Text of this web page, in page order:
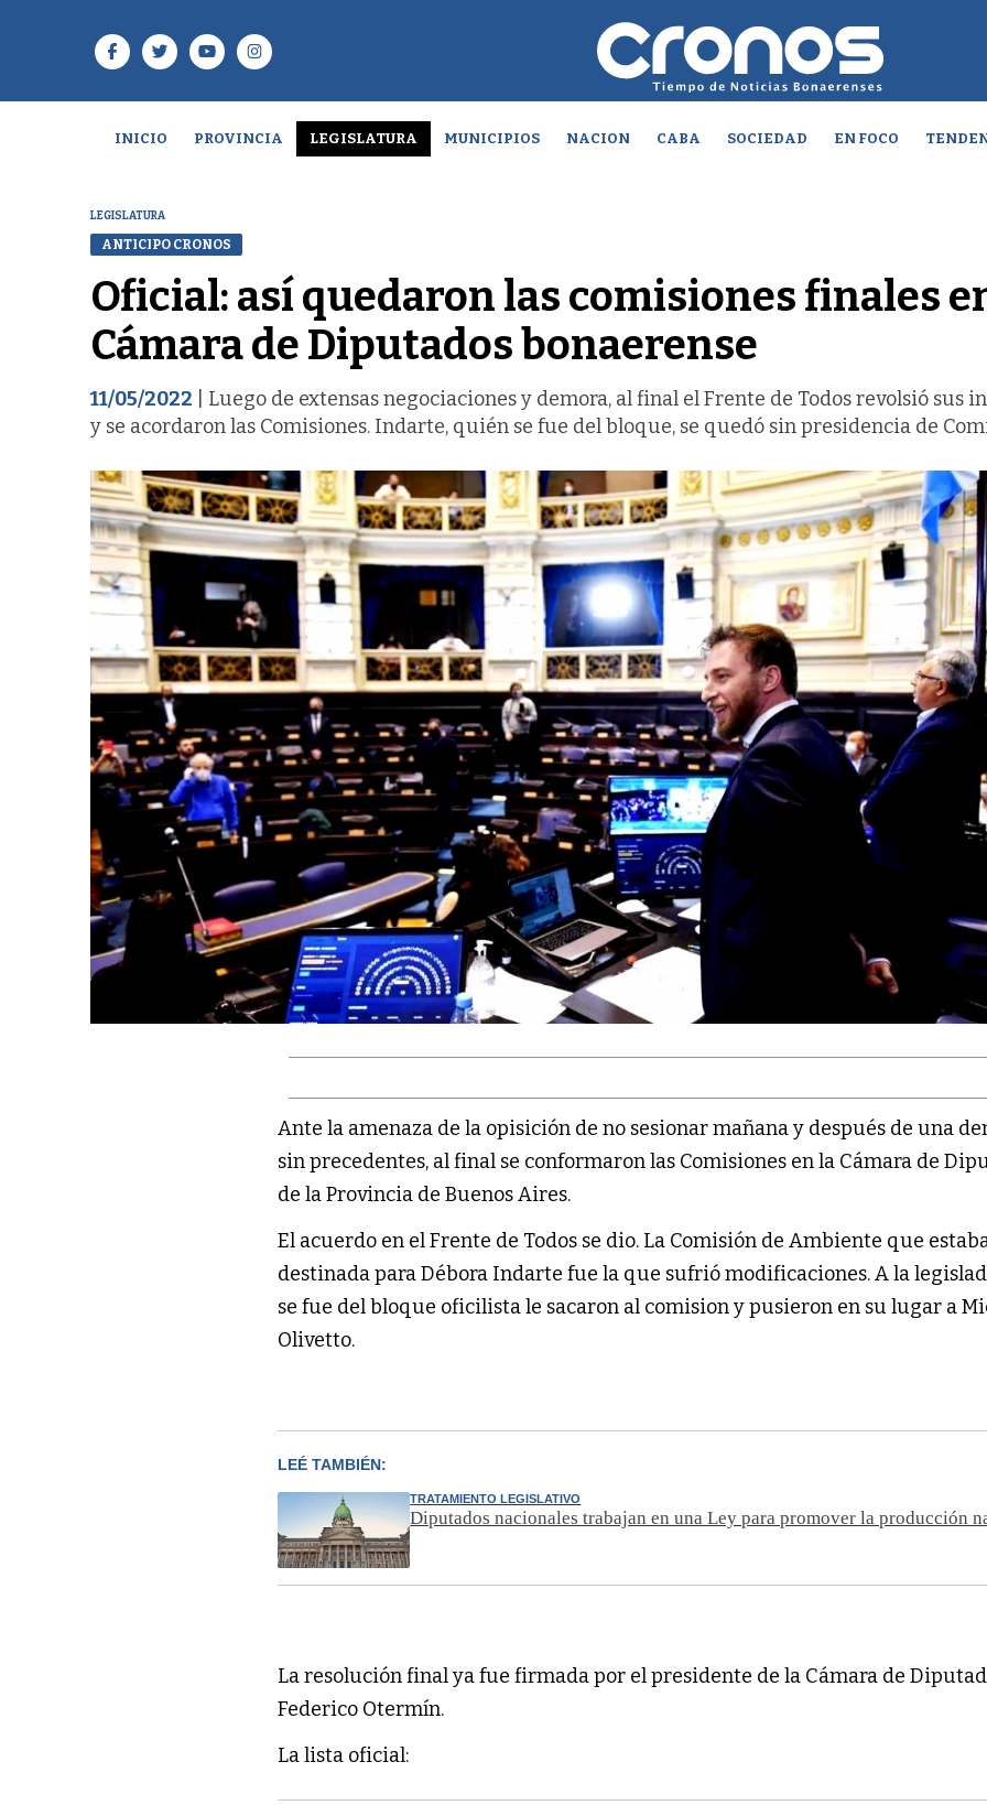
INICIO PROVINCIA LEGISLATURA MUNICIPIOS NACION CABA SOCIEDAD EN FOCO
LEGISLATURA
ANTICIPO CRONOS
Oficial: así quedaron las comisiones finales
Cámara de Diputados bonaerense
11/05/2022 | Luego de extensas negociaciones y demora, al final el Frente de Todos revolsió sus
y se acordaron las Comisiones. Indarte, quién se fue del bloque, se quedó sin presidencia de
Ante la amenaza de la opisición de no sesionar mañana y después de una
sin precedentes, al final se conformaron las Comisiones en la Cámara de
de la Provincia de Buenos Aires.
El acuerdo en el Frente de Todos se dio. La Comisión de Ambiente que
destinada para Débora Indarte fue la que sufrió modificaciones. A la
se fue del bloque oficilista le sacaron al comision y pusieron en su lugar a
Olivetto.
LEÉ TAMBIÉN:
TRATAMIENTO LEGISLATIVO
Diputados nacionales trabajan en una Ley para promover la producción
La resolución final ya fue firmada por el presidente de la Cámara de
Federico Otermín.
La lista oficial: